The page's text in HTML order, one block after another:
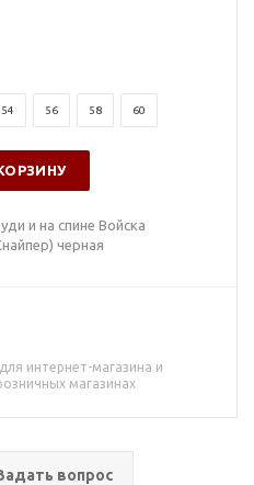
54 56 58 60
и на спине Войска
черная
интернет-магазина и
магазинах
вопрос